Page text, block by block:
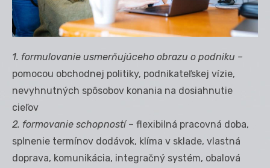
1. formulovanie usmerňujúceho obrazu o podniku –
pomocou obchodnej politiky, podnikateľskej vízie,
nevyhnutných spôsobov konania na dosiahnutie
cieľov
2. formovanie schopností– flexibilná pracovná doba,
splnenie termínov dodávok, klíma v sklade, vlastná
doprava, komunikácia, integračný systém, obalová